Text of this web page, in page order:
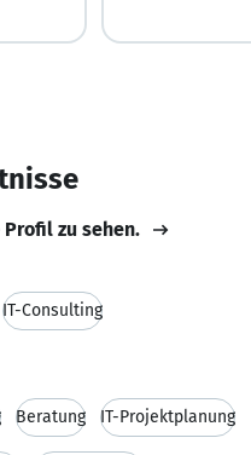
Profil zu sehen.
IT-Consulting
Beratung IT-Projektplanung